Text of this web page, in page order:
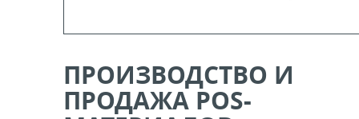
оборудование, комплектующие
ценниковПРОИЗВОДСТВО И
ПРОДАЖА POS-